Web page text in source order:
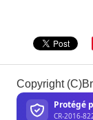
Copyright